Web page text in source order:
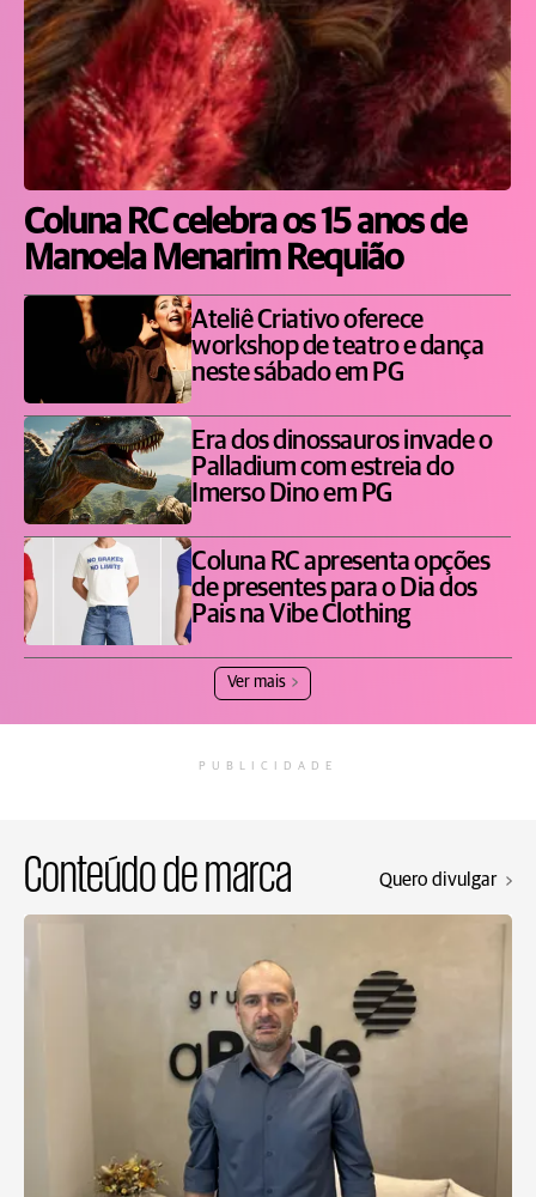
Coluna RC celebra os 15 anos de
Manoela Menarim Requião
Ateliê Criativo oferece
workshop de teatro e dança
neste sábado em PG
Era dos dinossauros invade o
Palladium com estreia do
Imerso Dino em PG
Coluna RC apresenta opções
de presentes para o Dia dos
Pais na Vibe Clothing
Ver mais
PUBLICIDADE
Conteúdo de marca Quero divulgar